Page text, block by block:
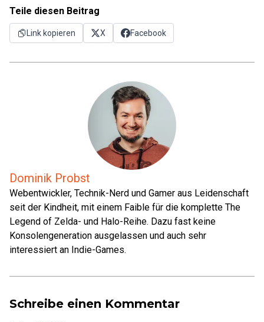
Teile diesen Beitrag
Link kopieren X Facebook
Dominik Probst
Webentwickler, Technik-Nerd und Gamer aus Leidenschaft
seit der Kindheit, mit einem Faible für die komplette The
Legend of Zelda- und Halo-Reihe. Dazu fast keine
Konsolengeneration ausgelassen und auch sehr
interessiert an Indie-Games.
Schreibe einen Kommentar